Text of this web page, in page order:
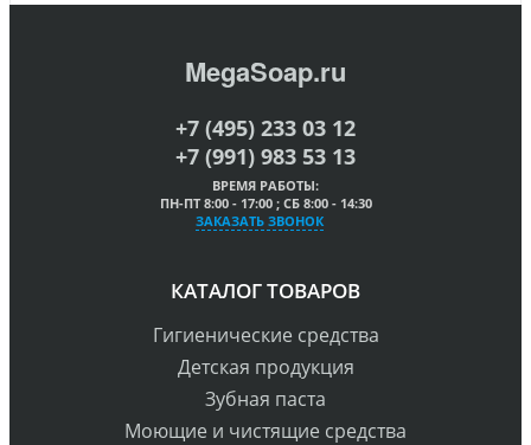
MegaSoap.ru
+7 (495) 233 03 12
+7 (991) 983 53 13
ВРЕМЯ РАБОТЫ:
ПН-ПТ 8:00 - 17:00 ; СБ 8:00 - 14:30
ЗАКАЗАТЬ ЗВОНОК
КАТАЛОГ ТОВАРОВ
Гигиенические средства
Детская продукция
Зубная паста
Моющие и чистящие средства